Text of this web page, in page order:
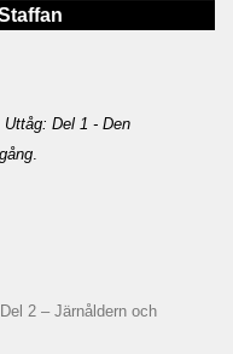
Del 1 - Den
2 – Järnåldern och